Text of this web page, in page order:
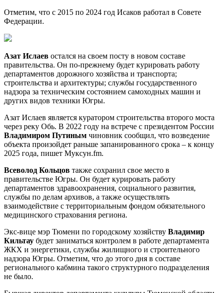
Отметим, что с 2015 по 2024 год Исаков работал в Совете
Федерации.
Азат Ислаев остался на своем посту в новом составе
правительства. Он по-прежнему будет курировать работу
департаментов дорожного хозяйства и транспорта;
строительства и архитектуры; службы государственного
надзора за техническим состоянием самоходных машин и
других видов техники Югры.
Азат Ислаев является куратором строительства второго моста
через реку Обь. В 2022 году на встрече с президентом России
Владимиром Путиным чиновник сообщил, что возведение
объекта произойдет раньше запанированного срока ‒ к концу
2025 года, пишет Муксун.fm.
Всеволод Кольцов также сохранил свое место в
правительстве Югры. Он будет курировать работу
департаментов здравоохранения, социального развития,
службы по делам архивов, а также осуществлять
взаимодействие с территориальным фондом обязательного
медицинского страхования региона.
Экс-вице мэр Тюмени по городскому хозяйству Владимир
Кильтау будет заниматься контролем в работе департамента
ЖКХ и энергетики, службы жилищного и строительного
надзора Югры. Отметим, что до этого дня в составе
регионального кабмина такого структурного подразделения
не было.